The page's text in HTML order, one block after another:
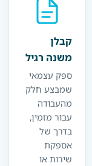
קבלן
משנה רגיל
ספק עצמאי
שמבצע חלק
מהעבודה
עבור מזמין,
בדרך של
אספקת
שירות או